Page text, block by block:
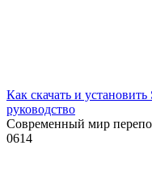
Как скачать и
руководство
Современный мир
0614